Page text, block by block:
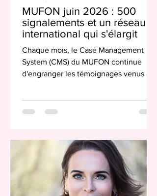
MUFON juin 2026 : 500
signalements et un réseau
international qui s'élargit
Chaque mois, le Case Management
System (CMS) du MUFON continue
d'engranger les témoignages venus des
signalements, répartis sur 45 pays
habituellement, et qui mérite qu'on s'y
attarde un peu plus que la simple
lecture du tableau. Une répartition à lire
avec le bon niveau de lecture Sur les
500 dossiers ouverts ce mois-ci, une